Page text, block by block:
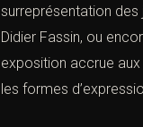
surreprésentation des
Didier Fassin, ou
exposition accrue
les formes